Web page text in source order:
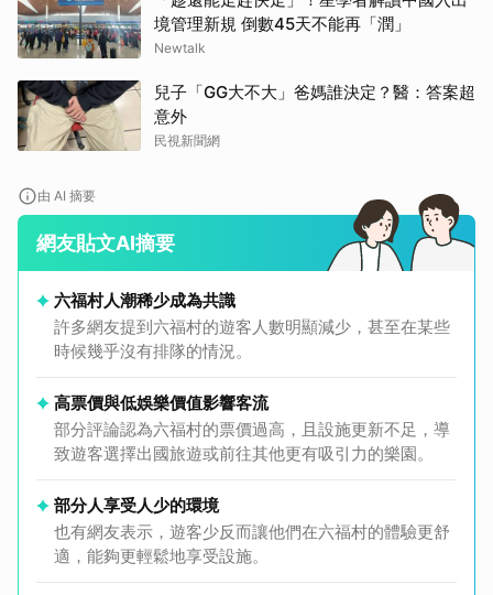
境管理新規 倒數45天不能再「潤」
Newtalk
兒子「GG大不大」爸媽誰決定？醫：答案超
意外
民視新聞網
由 AI 摘要
網友貼文AI摘要
六福村人潮稀少成為共識
許多網友提到六福村的遊客人數明顯減少，甚至在某些
時候幾乎沒有排隊的情況。
高票價與低娛樂價值影響客流
部分評論認為六福村的票價過高，且設施更新不足，導
致遊客選擇出國旅遊或前往其他更有吸引力的樂園。
部分人享受人少的環境
也有網友表示，遊客少反而讓他們在六福村的體驗更舒
適，能夠更輕鬆地享受設施。
取消